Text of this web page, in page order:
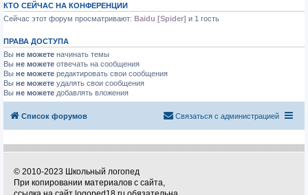
КТО СЕЙЧАС НА КОНФЕРЕНЦИИ
Сейчас этот форум просматривают: Baidu [Spider] и 1 гость
ПРАВА ДОСТУПА
Вы не можете начинать темы
Вы не можете отвечать на сообщения
Вы не можете редактировать свои сообщения
Вы не можете удалять свои сообщения
Вы не можете добавлять вложения
Список форумов Связаться с администрацией
© 2010-2023 Школьный логопед
При копировании материалов с сайта,